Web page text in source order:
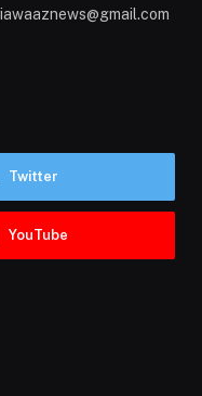
Twitter
YouTube